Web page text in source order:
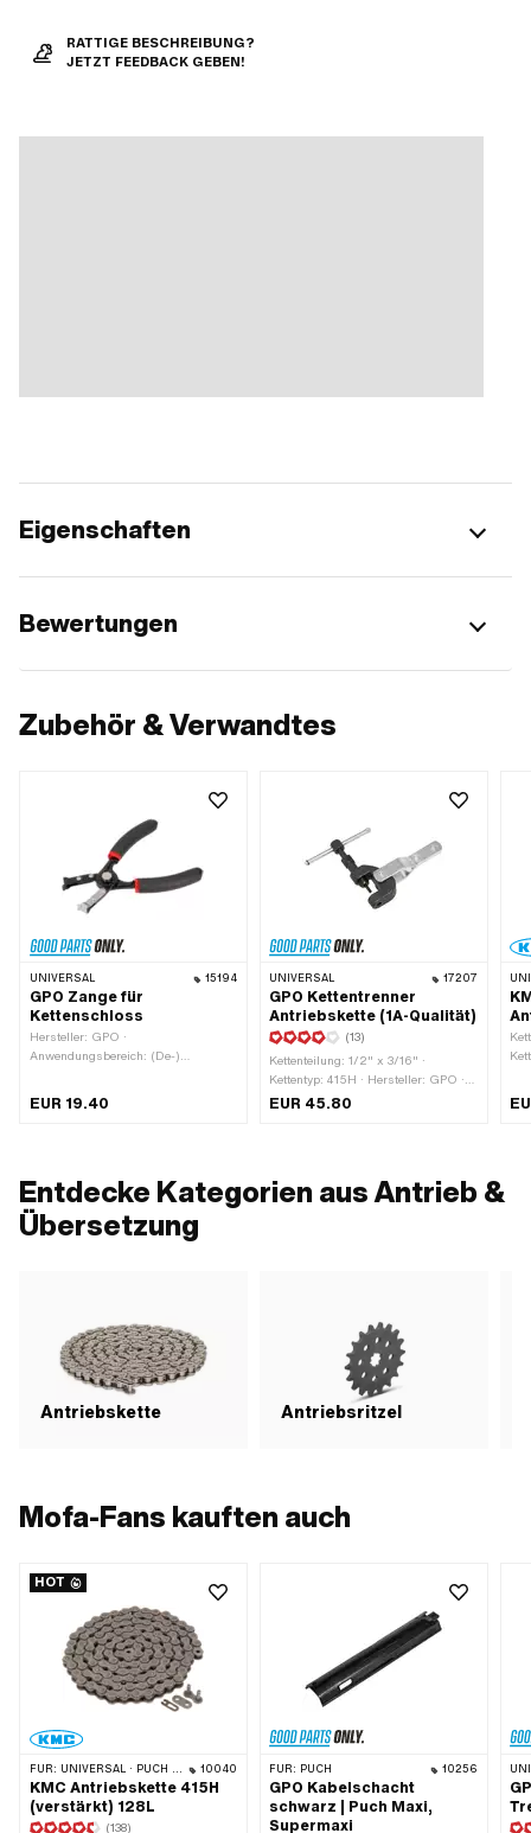
RATTIGE BESCHREIBUNG?
JETZT FEEDBACK GEBEN!
Eigenschaften
Bewertungen
Zubehör & Verwandtes
UNIVERSAL 15194
GPO Zange für
Kettenschloss
Hersteller: GPO ·
Anwendungsbereich: (De-)
EUR 19.40
UNIVERSAL 17207
GPO Kettentrenner
Antriebskette (1A-Qualität)
(13)
Kettenteilung: 1/2" x 3/16" ·
Kettentyp: 415H · Hersteller: GPO ·
Material: Stahl · Oberfläche: brüniert
EUR 45.80
Entdecke Kategorien aus Antrieb &
Übersetzung
Antriebskette Antriebsritzel
Mofa-Fans kauften auch
HOT
FÜR: UNIVERSAL · PUCH · SACHS · PONY / CILO (BETA 521 & 512) · ZÜNDAPP BELMONDO · TOMOS · BYE BIKE · ALPA CHOPPER / TURBO · CILO 10040
KMC Antriebskette 415H
(verstärkt) 128L
(138)
FÜR: PUCH 10256
GPO Kabelschacht
schwarz | Puch Maxi,
Supermaxi